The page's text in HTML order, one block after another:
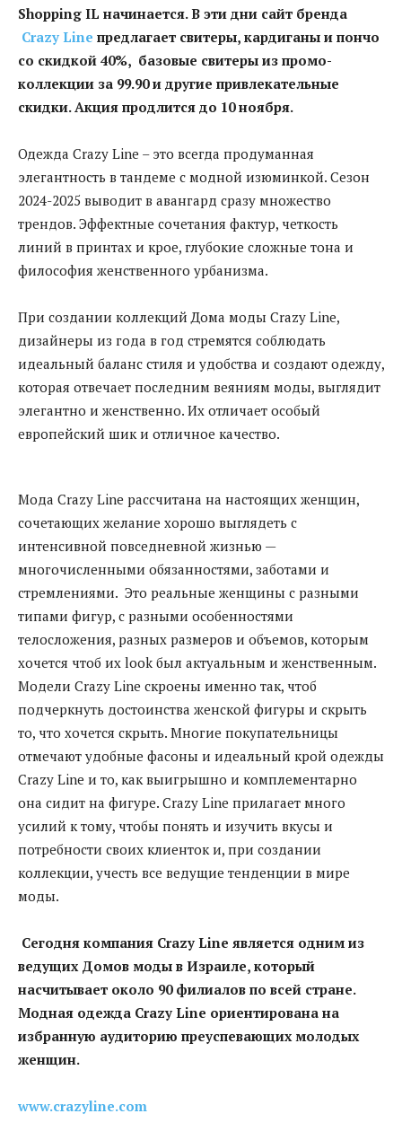
Shopping IL начинается. В эти дни сайт бренда
Crazy Line предлагает свитеры, кардиганы и пончо
со скидкой 40%, базовые свитеры из промо-
коллекции за 99.90 и другие привлекательные
скидки. Акция продлится до 10 ноября.
Одежда Crazy Line – это всегда продуманная
элегантность в тандеме с модной изюминкой. Сезон
2024-2025 выводит в авангард сразу множество
трендов. Эффектные сочетания фактур, четкость
линий в принтах и крое, глубокие сложные тона и
философия женственного урбанизма.
При создании коллекций Дома моды Crazy Line,
дизайнеры из года в год стремятся соблюдать
идеальный баланс стиля и удобства и создают одежду,
которая отвечает последним веяниям моды, выглядит
элегантно и женственно. Их отличает особый
европейский шик и отличное качество.
Мода Crazy Line рассчитана на настоящих женщин,
сочетающих желание хорошо выглядеть с
интенсивной повседневной жизнью —
многочисленными обязанностями, заботами и
стремлениями. Это реальные женщины с разными
типами фигур, с разными особенностями
телосложения, разных размеров и объемов, которым
хочется чтоб их look был актуальным и женственным.
Модели Crazy Line скроены именно так, чтоб
подчеркнуть достоинства женской фигуры и скрыть
то, что хочется скрыть. Многие покупательницы
отмечают удобные фасоны и идеальный крой одежды
Crazy Line и то, как выигрышно и комплементарно
она сидит на фигуре. Crazy Line прилагает много
усилий к тому, чтобы понять и изучить вкусы и
потребности своих клиенток и, при создании
коллекции, учесть все ведущие тенденции в мире
моды.
Сегодня компания Crazy Line является одним из
ведущих Домов моды в Израиле, который
насчитывает около 90 филиалов по всей стране.
Модная одежда Crazy Line ориентирована на
избранную аудиторию преуспевающих молодых
женщин.
www.crazyline.com